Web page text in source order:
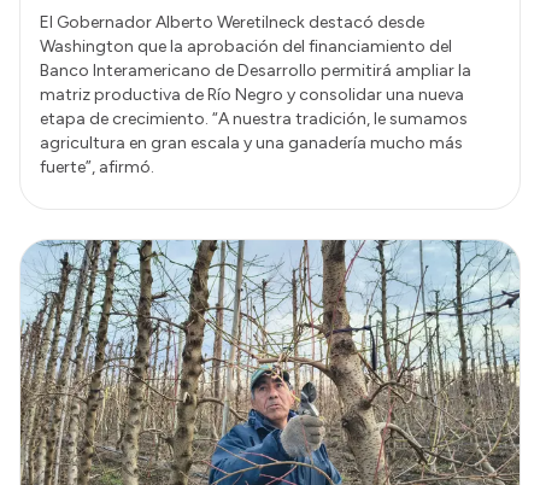
El Gobernador Alberto Weretilneck destacó desde
Washington que la aprobación del financiamiento del
Banco Interamericano de Desarrollo permitirá ampliar la
matriz productiva de Río Negro y consolidar una nueva
etapa de crecimiento. “A nuestra tradición, le sumamos
agricultura en gran escala y una ganadería mucho más
fuerte”, afirmó.